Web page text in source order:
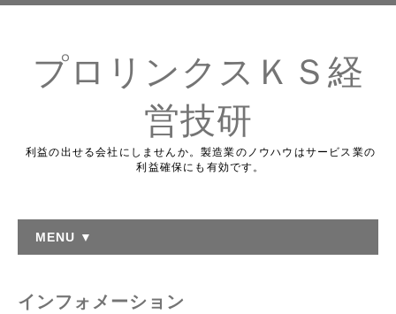
プロリンクスＫＳ経
営技研
利益の出せる会社にしませんか。製造業のノウハウはサービス業の
利益確保にも有効です。
MENU ▼
インフォメーション